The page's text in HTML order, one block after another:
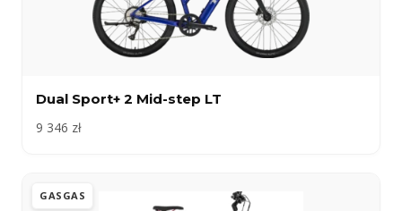
Dual Sport+ 2 Mid-step LT
9 346 zł
GASGAS